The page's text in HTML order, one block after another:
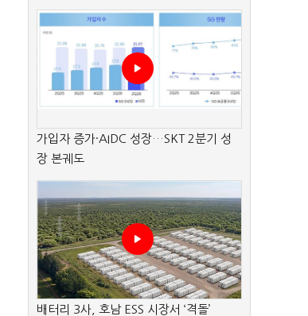
가입자 증가·AIDC 성장…SKT 2분기 성
장 본궤도
배터리 3사, 호남 ESS 시장서 ‘격돌’